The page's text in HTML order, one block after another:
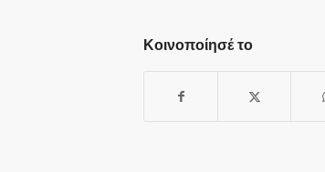
Κοινοποίησέ το